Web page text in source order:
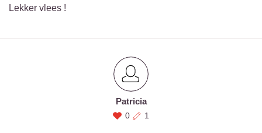
Lekker vlees !
Patricia
0 1